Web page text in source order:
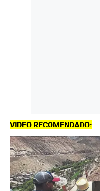
VIDEO RECOMENDADO: